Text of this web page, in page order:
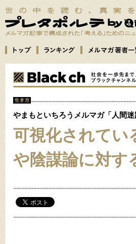
やまもといちろうメルマガ「人間迷
可視化されてい
や陰謀論に対す